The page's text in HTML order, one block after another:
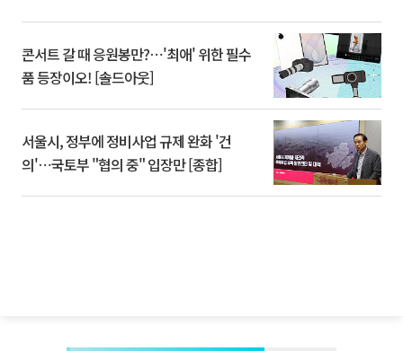
콘서트 갈 때 응원봉만?⋯'최애' 위한 필수
품 등장이오! [솔드아웃]
서울시, 정부에 정비사업 규제 완화 '건
의'⋯국토부 "협의 중" 입장만 [종합]